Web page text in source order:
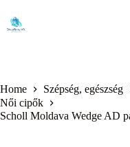
content
Home Szépség, egészség
Női cipők
Scholl Moldava Wedge AD